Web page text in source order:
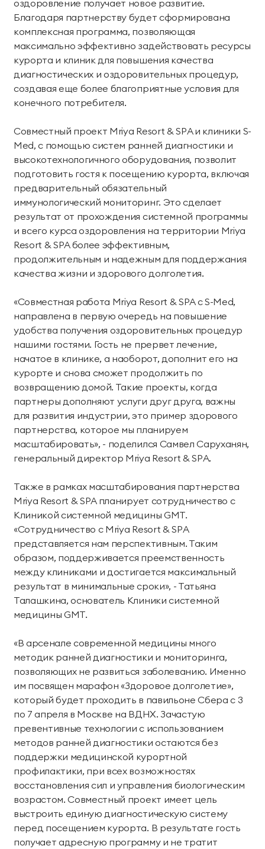
оздоровление получает новое развитие.
Благодаря партнерству будет сформирована
комплексная программа, позволяющая
максимально эффективно задействовать ресурсы
курорта и клиник для повышения качества
диагностических и оздоровительных процедур,
создавая еще более благоприятные условия для
конечного потребителя.
Совместный проект Mriya Resort & SPA и клиники S-
Med, с помощью систем ранней диагностики и
высокотехнологичного оборудования, позволит
подготовить гостя к посещению курорта, включая
предварительный обязательный
иммунологический мониторинг. Это сделает
результат от прохождения системной программы
и всего курса оздоровления на территории Mriya
Resort & SPA более эффективным,
продолжительным и надежным для поддержания
качества жизни и здорового долголетия.
«Совместная работа Mriya Resort & SPA с S-Med,
направлена в первую очередь на повышение
удобства получения оздоровительных процедур
нашими гостями. Гость не прервет лечение,
начатое в клинике, а наоборот, дополнит его на
курорте и снова сможет продолжить по
возвращению домой. Такие проекты, когда
партнеры дополняют услуги друг друга, важны
для развития индустрии, это пример здорового
партнерства, которое мы планируем
масштабировать», - поделился Самвел Саруханян,
генеральный директор Mriya Resort & SPA.
Также в рамках масштабирования партнерства
Mriya Resort & SPA планирует сотрудничество с
Клиникой системной медицины GMT.
«Сотрудничество с Mriya Resort & SPA
представляется нам перспективным. Таким
образом, поддерживается преемственность
между клиниками и достигается максимальный
результат в минимальные сроки», - Татьяна
Талашкина, основатель Клиники системной
медицины GMT.
«В арсенале современной медицины много
методик ранней диагностики и мониторинга,
позволяющих не развиться заболеванию. Именно
им посвящен марафон «Здоровое долголетие»,
который будет проходить в павильоне Сбера с 3
по 7 апреля в Москве на ВДНХ. Зачастую
превентивные технологии с использованием
методов ранней диагностики остаются без
поддержки медицинской курортной
профилактики, при всех возможностях
восстановления сил и управления биологическим
возрастом. Совместный проект имеет цель
выстроить единую диагностическую систему
перед посещением курорта. В результате гость
получает адресную программу и не тратит
Парк приключений
Дримвуд
Для детей
Развлекательный
центр «Метрополис»
Анимация
Парк развлечений
«Дримвуд»
Пиратский галеон
«Полундра»
Номера для малышей Услуги няни
Детский клуб
День рождения для
Спорт и активный отдых
Тренажерный зал Игровой зал
Фитнес студия Бассейны
Теннисные корты
Морские развлечения
Яхты Пляж
Дайвинг Морские развлечения
Парусный клуб Яхт-клуб «Мрия»
Маяк Мечты
Экскурсии
Экскурсии на
территории курорта
Экскурсии по Крыму
Групповые экскурсии
Императорские виллы
Винные виллы
Семейные винные
виллы
Президентские
Размещение с
животными
СВЯЗАТЬСЯ В МЕССЕНДЖЕРЕ